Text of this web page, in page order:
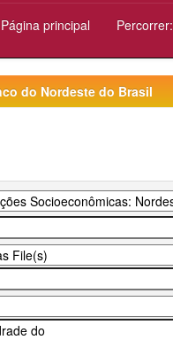
principal Percorrer:
do Nordeste do Brasil